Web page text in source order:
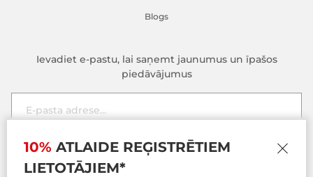
10% ATLAIDE REĢISTRĒTIEM
LIETOTĀJIEM*
Šī tīmekļa vietne izmanto sīkdatnes, lai uzlabotu jūsu pieredzi,
pārlūkojot vietni. No šīm sīkdatnēm pārlūkprogrammā tiek
Blogs
Ievadiet e-pastu, lai saņemt jaunumus un īpašos
piedāvājumus
Pieteikties